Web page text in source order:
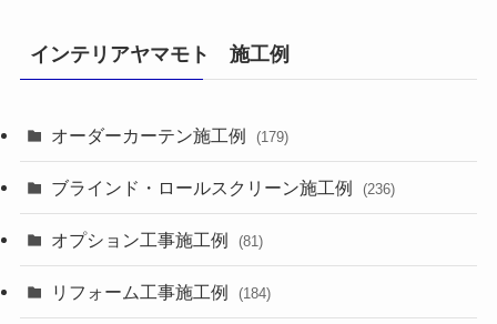
インテリアヤマモト 施工例
オーダーカーテン施工例 (179)
ブラインド・ロールスクリーン施工例 (236)
オプション工事施工例 (81)
リフォーム工事施工例 (184)